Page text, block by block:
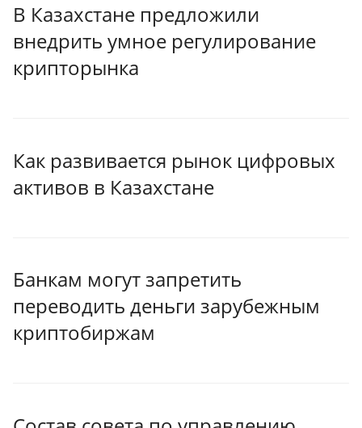
В Казахстане предложили
внедрить умное регулирование
крипторынка
Как развивается рынок цифровых
активов в Казахстане
Банкам могут запретить
переводить деньги зарубежным
криптобиржам